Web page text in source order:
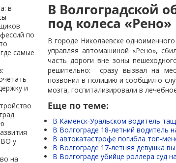
в
по
самые
и
у
на
В Волгоградской
под колеса «Рено»
В городе Николаевске
управляя автомашиной «Рено»,
часть дороги вне зоны
решительно:
сразу вызвал на
позвонил в полицию и сообщил о
мозга, госпитализировали в
Еще по теме:
В Каменск-Уральском водитель
В Волгограде 18-летний водитель
В автокатастрофе погибла топ-
В Волгограде 17-летняя девушка
В Волгограде убийце роллера суд